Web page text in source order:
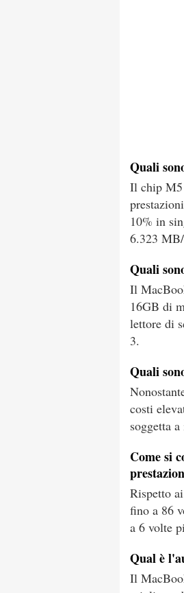
Quali
Il chip M5
10% in
6.323
Quali
Il
16GB di
lettore di
3.
Quali
costi
soggetta
Come si
Rispetto
fino a 86
a 6 volte
Qual è
Il